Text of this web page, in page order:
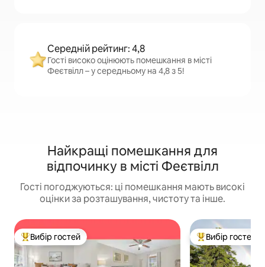
Середній рейтинг: 4,8
Гості високо оцінюють помешкання в місті
Феєтвілл – у середньому на 4,8 з 5!
Найкращі помешкання для
відпочинку в місті Феєтвілл
Гості погоджуються: ці помешкання мають високі
оцінки за розташування, чистоту та інше.
Топ вибір гостей
Вибір гостей Топ вибір гостей
Вибір гостей